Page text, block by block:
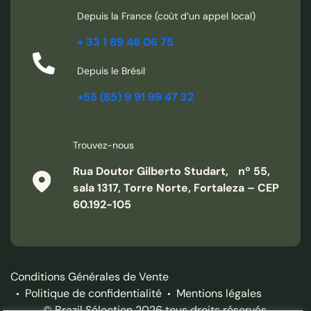
aux formes tourmentées sculptées par les fameux alizés
qui chaque année font le bonheur des kiteurs de juillet à
décembre. De loin en loin, une frêle cahute ou une jangada
posée sur le sable marquent une faible présence humaine.
Vous passez devant le village de Majorlândia et à partir de là,
apercevrez également le très typique hameau de pêcheurs
Depuis la France (coût d’un appel local)
+ 33 1 89 48 06 75
Depuis le Brésil
+55 (85) 9 91 99 47 32
Trouvez-nous
Rua Doutor Gilberto Studart, nº 55,
sala 1317, Torre Norte, Fortaleza – CEP
60.192-105
Conditions Générales de Vente
Politique de confidentialité
Mentions légales